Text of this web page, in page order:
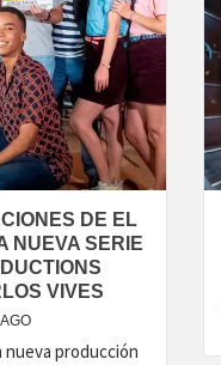
DE EL
NUEVA SERIE
VIVES
producción